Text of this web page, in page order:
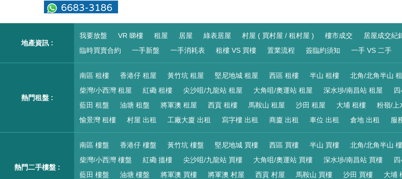
地產資訊 :
我要放盤 VR 睇樓 租屋 居屋 綠表居屋 村屋 ( 買村屋 / 租村屋 ) 樓市成交 居屋成交紀
臨時買賣合約
一手新盤 一手消耗表 租樓 VS 買樓 置業流程 簽臨約須知 一手 VS 二手
熱門租盤 :
南區 租樓 香港仔 租屋 黃竹坑 租屋 堅尼地城 租屋 西區 租樓 半山 租樓 北角/北角半山
柴灣/小西灣 租屋
紅磡 租樓 尖沙咀/九龍站 租屋 大角咀/奧運站 租屋 深水埗/南昌站 租屋
藍田 租盤
油塘 租盤 將軍澳 租屋 西貢 租樓 馬鞍山 租屋 沙田 租屋 大埔 租樓 粉嶺/上
愉景灣 租樓
村屋 出租 工廠大廈 出租 寫字樓 出租 商廈 出租 車位 出租 倉地 出租 服
熱門二手樓盤 :
南區 樓盤 香港仔 樓盤 黃竹坑 樓盤 堅尼地城 買樓 西區 買樓 半山 買樓 北角/北角半山
柴灣/小西灣 樓盤
紅磡 搵樓 尖沙咀/九龍站 買樓 大角咀/奧運站 買樓 深水埗/南昌站 買樓
藍田 樓盤
油塘 樓盤 將軍澳 買樓 將軍澳 村屋 西貢 村屋 馬鞍山 買樓 沙田 買樓 大埔